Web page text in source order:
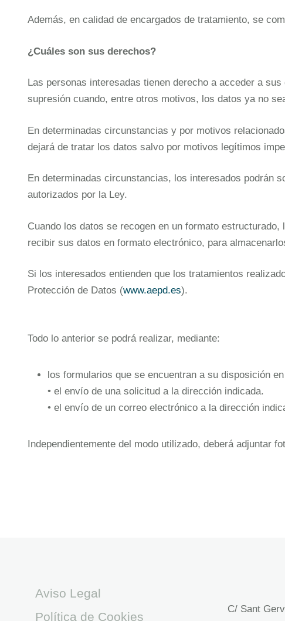
Además, en calidad de encargados de tratamiento, se
¿Cuáles son sus derechos?
Las personas interesadas tienen derecho a acceder a
supresión cuando, entre otros motivos, los datos ya no
En determinadas circunstancias y por motivos
dejará de tratar los datos salvo por motivos legítimos
En determinadas circunstancias, los interesados podrán
autorizados por la Ley.
Cuando los datos se recogen en un formato
recibir sus datos en formato electrónico, para
Si los interesados entienden que los tratamientos
Protección de Datos (www.aepd.es).
Todo lo anterior se podrá realizar, mediante:
los formularios que se encuentran a su disposición
• el envío de una solicitud a la dirección indicada.
• el envío de un correo electrónico a la dirección
Independientemente del modo utilizado, deberá adjuntar
Aviso Legal
Política de Cookies
C/ Sant